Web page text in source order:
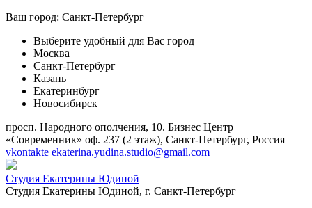
Ваш город: Санкт-Петербург
Выберите удобный для Вас город
Москва
Санкт-Петербург
Казань
Екатеринбург
Новосибирск
просп. Народного ополчения, 10. Бизнес Центр
«Современник» оф. 237 (2 этаж), Санкт-Петербург, Россия
vkontakte ekaterina.yudina.studio@gmail.com
Студия Екатерины Юдиной
Студия Екатерины Юдиной, г. Санкт-Петербург